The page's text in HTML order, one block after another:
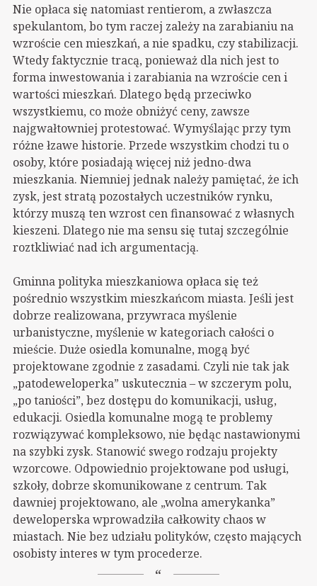
Nie opłaca się natomiast rentierom, a zwłaszcza
spekulantom, bo tym raczej zależy na zarabianiu na
wzroście cen mieszkań, a nie spadku, czy stabilizacji.
Wtedy faktycznie tracą, ponieważ dla nich jest to
forma inwestowania i zarabiania na wzroście cen i
wartości mieszkań. Dlatego będą przeciwko
wszystkiemu, co może obniżyć ceny, zawsze
najgwałtowniej protestować. Wymyślając przy tym
różne łzawe historie. Przede wszystkim chodzi tu o
osoby, które posiadają więcej niż jedno-dwa
mieszkania. Niemniej jednak należy pamiętać, że ich
zysk, jest stratą pozostałych uczestników rynku,
którzy muszą ten wzrost cen finansować z własnych
kieszeni. Dlatego nie ma sensu się tutaj szczególnie
roztkliwiać nad ich argumentacją.
Gminna polityka mieszkaniowa opłaca się też
pośrednio wszystkim mieszkańcom miasta. Jeśli jest
dobrze realizowana, przywraca myślenie
urbanistyczne, myślenie w kategoriach całości o
mieście. Duże osiedla komunalne, mogą być
projektowane zgodnie z zasadami. Czyli nie tak jak
„patodeweloperka” uskutecznia – w szczerym polu,
„po taniości”, bez dostępu do komunikacji, usług,
edukacji. Osiedla komunalne mogą te problemy
rozwiązywać kompleksowo, nie będąc nastawionymi
na szybki zysk. Stanowić swego rodzaju projekty
wzorcowe. Odpowiednio projektowane pod usługi,
szkoły, dobrze skomunikowane z centrum. Tak
dawniej projektowano, ale „wolna amerykanka”
deweloperska wprowadziła całkowity chaos w
miastach. Nie bez udziału polityków, często mających
osobisty interes w tym procederze.